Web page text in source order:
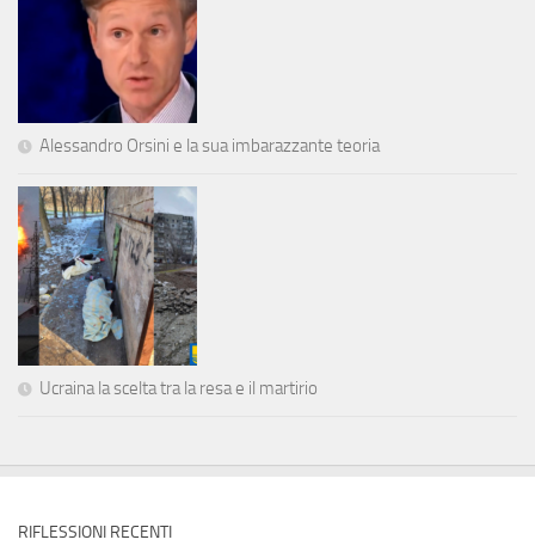
Alessandro Orsini e la sua imbarazzante teoria
Ucraina la scelta tra la resa e il martirio
RIFLESSIONI RECENTI